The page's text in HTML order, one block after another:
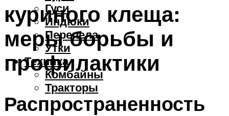
Гуси
Индюки
Перепела
Утки
Техника
Комбайны
Тракторы
куриного клеща:
меры борьбы и
профилактики
Распространенность